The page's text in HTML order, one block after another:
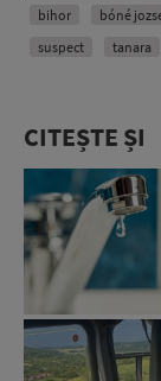
bihor bóné
suspect
tanara
CITEȘTE ȘI